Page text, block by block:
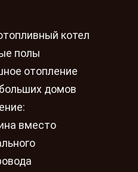
котел
полы
отопление
домов
вместо